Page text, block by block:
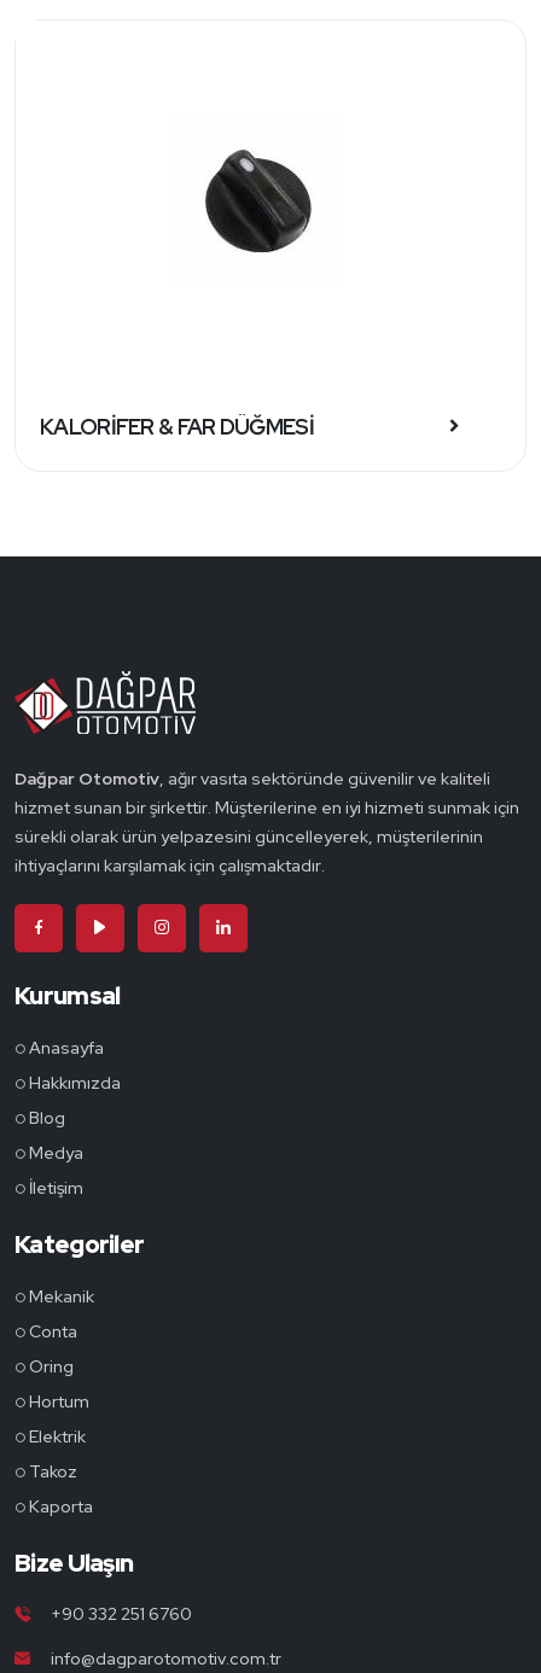
KALORİFER & FAR DÜĞMESİ
Dağpar Otomotiv, ağır vasıta sektöründe güvenilir ve kaliteli
hizmet sunan bir şirkettir. Müşterilerine en iyi hizmeti sunmak için
sürekli olarak ürün yelpazesini güncelleyerek, müşterilerinin
ihtiyaçlarını karşılamak için çalışmaktadır.
Kurumsal
Anasayfa
Hakkımızda
Blog
Medya
İletişim
Kategoriler
Mekanik
Conta
Oring
Hortum
Elektrik
Takoz
Kaporta
Bize Ulaşın
+90 332 251 6760
info@dagparotomotiv.com.tr